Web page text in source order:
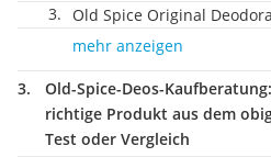
Old Spice Original
mehr anzeigen
Old-Spice-Deos-Kaufberatung
richtige Produkt aus dem
Test oder Vergleich